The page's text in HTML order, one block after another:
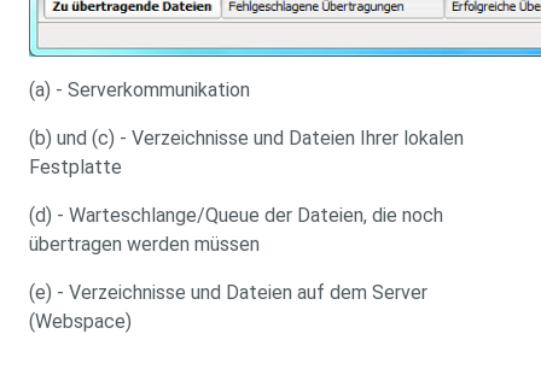
(a) - Serverkommunikation
(b) und (c) - Verzeichnisse und Dateien Ihrer lokalen
Festplatte
(d) - Warteschlange/Queue der Dateien, die noch
übertragen werden müssen
(e) - Verzeichnisse und Dateien auf dem Server
(Webspace)